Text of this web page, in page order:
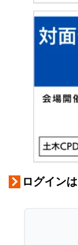
ログイン